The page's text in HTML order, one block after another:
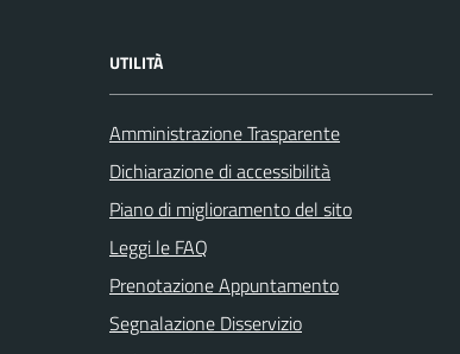
UTILITÀ
Amministrazione Trasparente
Dichiarazione di accessibilità
Piano di miglioramento del sito
Leggi le FAQ
Prenotazione Appuntamento
Segnalazione Disservizio